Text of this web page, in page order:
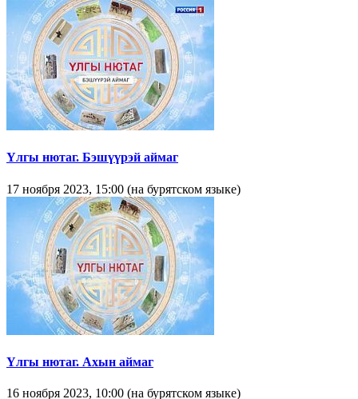
Yлгы нютаг. Бэшүүрэй аймаг
17 ноября 2023, 15:00 (на бурятском языке)
Үлгы нютаг. Ахын аймаг
16 ноября 2023, 10:00 (на бурятском языке)